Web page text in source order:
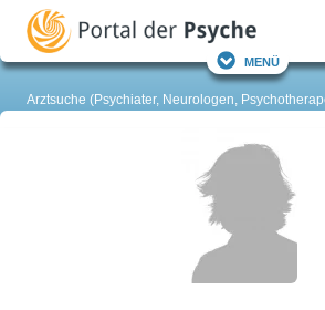
Menü
Arztsuche (Psychiater, Neurologen,